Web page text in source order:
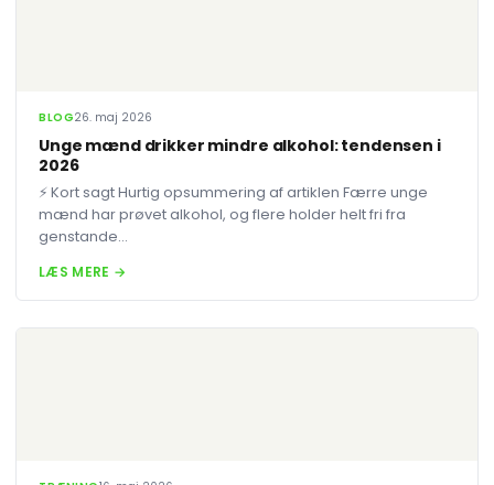
BLOG26. maj 2026
Unge mænd drikker mindre alkohol: tendensen i
2026
⚡ Kort sagt Hurtig opsummering af artiklen Færre unge
mænd har prøvet alkohol, og flere holder helt fri fra
genstande...
LÆS MERE →